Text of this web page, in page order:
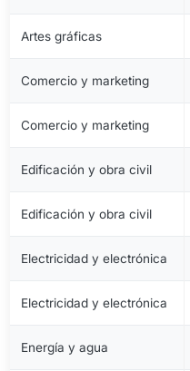
Artes gráficas
Comercio y marketing
Comercio y marketing
Edificación y obra civil
Edificación y obra civil
Electricidad y electrónica
Electricidad y electrónica
Energía y agua